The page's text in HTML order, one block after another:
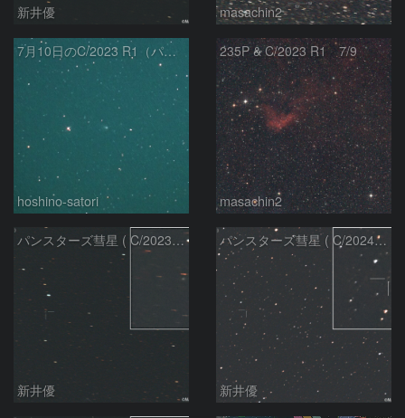
新井優 masachin2
7月10日のC/2023 R1（パンスターズ彗星）
hoshino-satori
235P & C/2023 R1 7/9
masachin2
パンスターズ彗星 ( C/2023R1 ) ：2026/05/20
新井優
パンスターズ彗星 ( C/2024R4 )：2026/06/28
新井優